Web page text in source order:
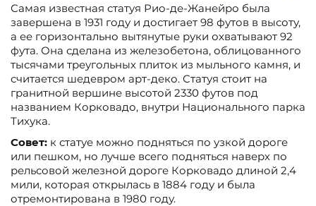
Самая известная статуя Рио-де-Жанейро была
завершена в 1931 году и достигает 98 футов в высоту,
а ее горизонтально вытянутые руки охватывают 92
фута. Она сделана из железобетона, облицованного
тысячами треугольных плиток из мыльного камня, и
считается шедевром арт-деко. Статуя стоит на
гранитной вершине высотой 2330 футов под
названием Корковадо, внутри Национального парка
Тихука.
Совет: к статуе можно подняться по узкой дороге
или пешком, но лучше всего подняться наверх по
рельсовой железной дороге Корковадо длиной 2,4
мили, которая открылась в 1884 году и была
отремонтирована в 1980 году.